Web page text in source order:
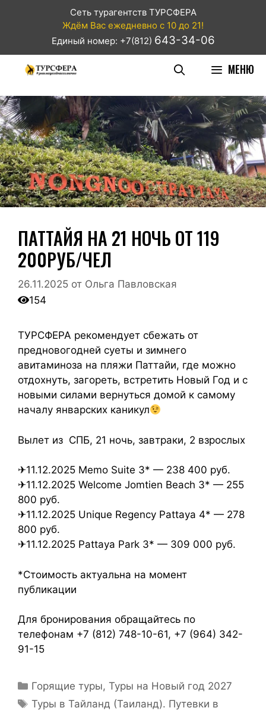
Сеть турагентств ТУРСФЕРА
Ждём Вас ежедневно с 10 до 21!
Единый номер: +7(812) 643-34-06
МЕНЮ
ПАТТАЙЯ НА 21 НОЧЬ ОТ 119
200РУБ/ЧЕЛ
26.11.2025 от Ольга Павловская
154
ТУРСФЕРА рекомендует сбежать от
предновогодней суеты и зимнего
авитаминоза на пляжи Паттайи, где можно
отдохнуть, загореть, встретить Новый Год и с
новыми силами вернуться домой к самому
началу январских каникул
Вылет из СПБ, 21 ночь, завтраки, 2 взрослых
✈11.12.2025 Memo Suite 3* — 238 400 руб.
✈11.12.2025 Welcome Jomtien Beach 3* — 255
800 руб.
✈11.12.2025 Unique Regency Pattaya 4* — 278
800 руб.
✈11.12.2025 Pattaya Park 3* — 309 000 руб.
*Стоимость актуальна на момент
публикации
Для бронирования обращайтесь по
телефонам +7 (812) 748-10-61, +7 (964) 342-
91-15
Горящие туры,Туры на Новый год 2027
Туры в Тайланд (Таиланд). Путевки в